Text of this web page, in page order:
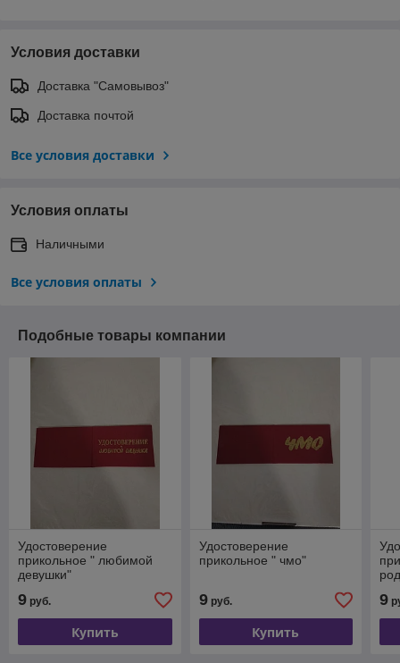
Условия доставки
Доставка "Самовывоз"
Доставка почтой
Все условия доставки
Условия оплаты
Наличными
Все условия оплаты
Подобные товары компании
Удостоверение
прикольное " любимой
девушки"
9 руб.
Купить
Удостоверение
прикольное " чмо"
9руб.
Купить
9